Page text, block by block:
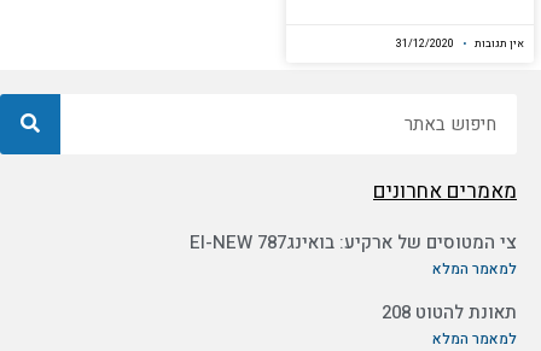
אין תגובות
מאמרים אחרונים
צי המטוסים של ארקיע: בואינג787 EI-NEW
למאמר המלא
תאונת להטוט 208
למאמר המלא